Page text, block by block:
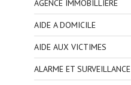
AGENCE IMMOBILLIERE
AIDE A DOMICILE
AIDE AUX VICTIMES
ALARME ET SURVEILLANCE